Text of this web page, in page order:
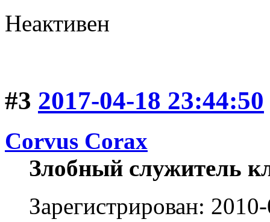
Неактивен
#3 2017-04-18 23:44:50
Corvus Corax
Злобный служитель
Зарегистрирован: